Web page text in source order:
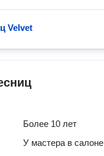
Velvet
Более 10 лет
У мастера в салоне